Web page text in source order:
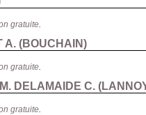
gratuite.
A. (BOUCHAIN)
gratuite.
DELAMAIDE C. (
gratuite.